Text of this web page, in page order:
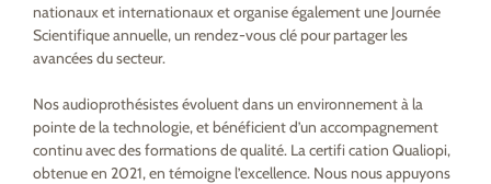
nationaux et internationaux et organise également une Journée
Scientifique annuelle, un rendez-vous clé pour partager les
avancées du secteur.
Nos audioprothésistes évoluent dans un environnement à la
pointe de la technologie, et bénéficient d’un accompagnement
continu avec des formations de qualité. La certifi cation Qualiopi,
obtenue en 2021, en témoigne l’excellence. Nous nous appuyons